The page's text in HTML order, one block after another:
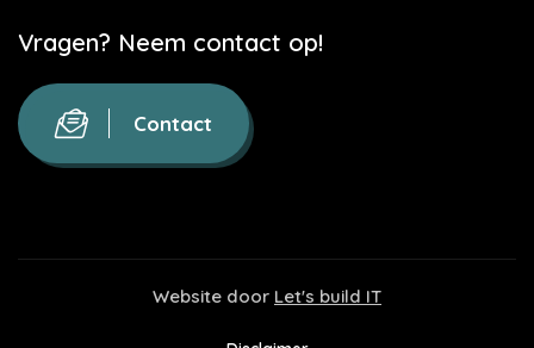
Vragen? Neem contact op!
Contact
Website door Let's build IT